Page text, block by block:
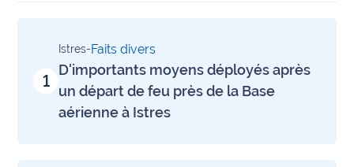
Coup de
Maritima
1
Istres-Faits divers
D'importants moyens déployés après
un départ de feu près de la Base
aérienne à Istres